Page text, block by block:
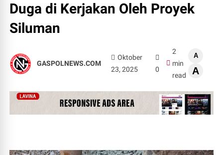
Duga di Kerjakan Oleh Proyek
Siluman
GASPOLNEWS.COM
Oktober
23, 2025
0
2
min
read
A
A